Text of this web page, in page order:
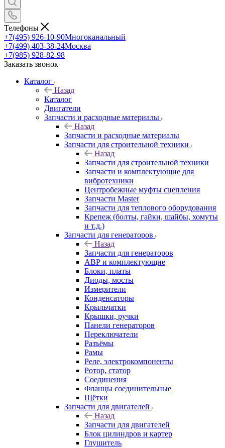
Телефоны
+7(495) 926-10-90Многоканальный
+7(499) 403-38-24Москва
+7(985) 928-82-98
Заказать звонок
Каталог
Назад
Каталог
Двигатели
Запчасти и расходные материалы
Назад
Запчасти и расходные материалы
Запчасти для строительной техники
Назад
Запчасти для строительной техники
Запчасти и комплектующие для
вибротехники
Центробежные муфты сцепления
Запчасти Master
Запчасти для теплового оборудования
Крепеж (болты, гайки, шайбы, хомуты
и т.д.)
Запчасти для генераторов
Назад
Запчасти для генераторов
АВР и комплектующие
Блоки, платы
Диоды, мосты
Измерители
Конденсаторы
Крыльчатки
Крышки, ручки
Панели генераторов
Переключатели
Разъёмы
Рамы
Реле, электрокомпоненты
Ротор, статор
Соединения
Фланцы соединительные
Щётки
Запчасти для двигателей
Назад
Запчасти для двигателей
Блок цилиндров и картер
Глушитель